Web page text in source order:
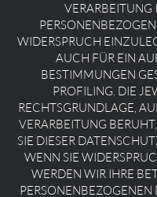
VERARBEITUNG
WIDERSPRUCH
AUCH FÜR EIN
BESTIMMUNGEN
PROFILING. DIE
RECHTSGRUNDLAGE,
VERARBEITUNG
SIE DIESER
WENN SIE
WERDEN WIR IHRE